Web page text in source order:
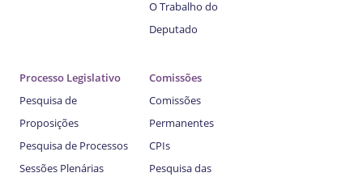
O Trabalho do
Deputado
Processo Legislativo
Pesquisa de
Proposições
Pesquisa de Processos
Sessões Plenárias
Comissões
Comissões
Permanentes
CPIs
Pesquisa das